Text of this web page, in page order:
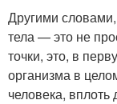
Другими
тела — это не
точки, это, в
организма в
человека,